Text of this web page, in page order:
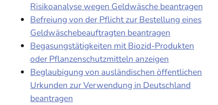
Risikoanalyse wegen Geldwäsche beantragen
Befreiung von der Pflicht zur Bestellung eines
Geldwäschebeauftragten beantragen
Begasungstätigkeiten mit Biozid-Produkten
oder Pflanzenschutzmitteln anzeigen
Beglaubigung von ausländischen öffentlichen
Urkunden zur Verwendung in Deutschland
beantragen